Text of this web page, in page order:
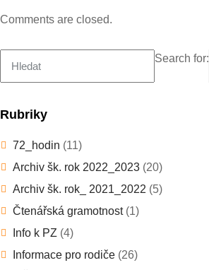
Comments are closed.
Search for:
Rubriky
72_hodin (11)
Archiv šk. rok 2022_2023 (20)
Archiv šk. rok_ 2021_2022 (5)
Čtenářská gramotnost(1)
Info k PZ (4)
Informace pro rodiče (26)